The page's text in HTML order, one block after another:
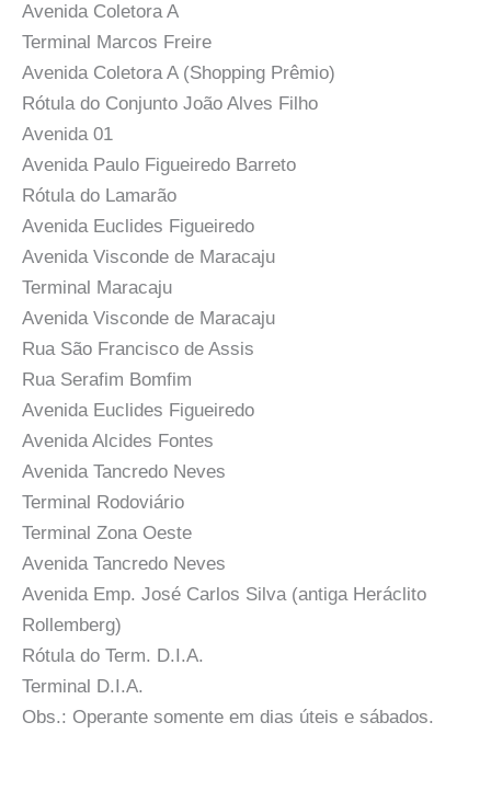
Avenida Coletora A
Terminal Marcos Freire
Avenida Coletora A (Shopping Prêmio)
Rótula do Conjunto João Alves Filho
Avenida 01
Avenida Paulo Figueiredo Barreto
Rótula do Lamarão
Avenida Euclides Figueiredo
Avenida Visconde de Maracaju
Terminal Maracaju
Avenida Visconde de Maracaju
Rua São Francisco de Assis
Rua Serafim Bomfim
Avenida Euclides Figueiredo
Avenida Alcides Fontes
Avenida Tancredo Neves
Terminal Rodoviário
Terminal Zona Oeste
Avenida Tancredo Neves
Avenida Emp. José Carlos Silva (antiga Heráclito
Rollemberg)
Rótula do Term. D.I.A.
Terminal D.I.A.
Obs.: Operante somente em dias úteis e sábados.